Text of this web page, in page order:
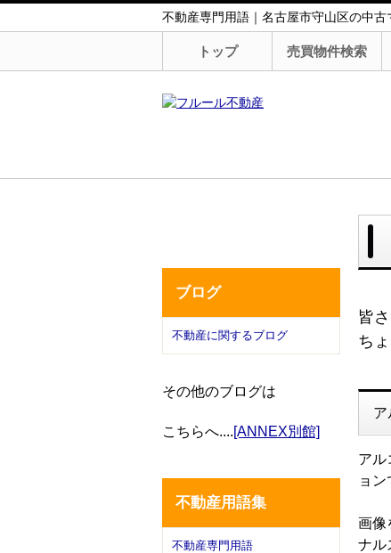
不動産専門用語｜名古屋市守山区の中
トップ 売買物件検索
ブログ
不動産に関するブログ
その他のブログは
こちらへ....[ANNEX別館]
不動産用語集
不動産専門用語
皆
ち
ア
アル
ョ
画像
ナル